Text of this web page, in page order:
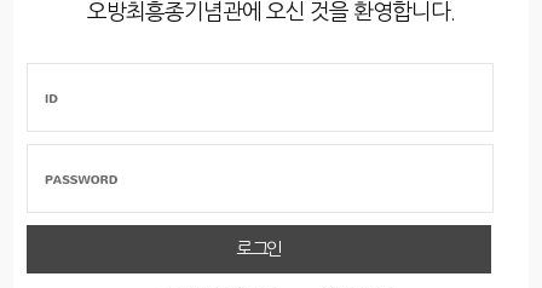
오방최흥종기념관에 오신 것을 환영합니다.